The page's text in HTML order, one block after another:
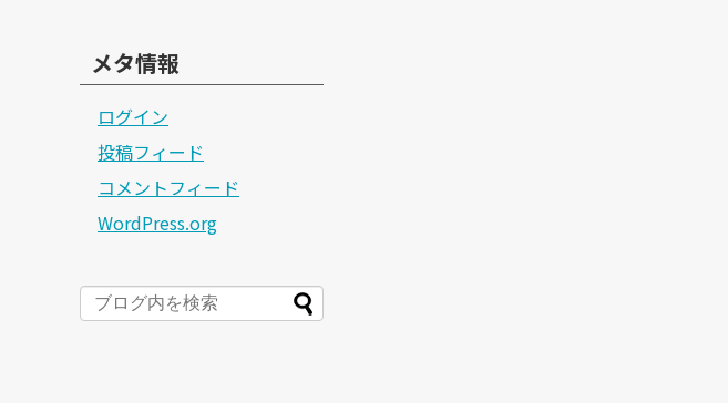
メタ情報
ログイン
投稿フィード
コメントフィード
WordPress.org